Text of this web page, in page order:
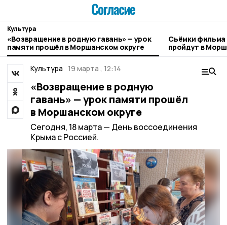
Культура
«Возвращение в родную гавань» — урок
памяти прошёл в Моршанском округе
Съёмки
пройдут в
Культура 19 марта , 12:14
«Возвращение в родную
гавань» — урок памяти прошёл
в Моршанском округе
Сегодня, 18 марта — День воссоединения
Крыма с Россией.